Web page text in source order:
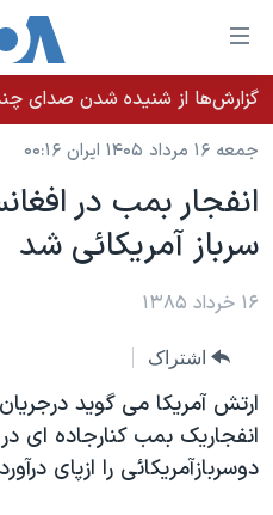
لینکهای
قابل
دسترسی
جهش
محتوای
اصلی
جهش
به
اصلی
جهش
به
جستجو
خانه
نسخه سبک وب‌سایت
موضوع ها
ایران
آمریکا
گزیده‌ها
ویژه برنامه‌ها
برنامه های تلویزیونی
جدول برنامه ها
صفحه‌های ویژه
عملیات خشم حماسی
۲۵۰سالگی آمریکا
فرکانس‌های صدای آمریکا
پخش رادیویی
یادگیری زبان انگلیسی
جمعه ۱۶ مرداد ۱۴۰۵ ایران ۰۰:۱۶
انفجار بمب در
سرباز آمريکائی شد
۱۶ خرداد ۱۳۸۵
اشتراک
ارتش آمريکا می گويد
انفجاريک بمب کنارجاده ای
دوسربازآمريکائی را ازپای